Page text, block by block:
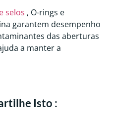
selos , O-rings e
garantem desempenho
das aberturas
a manter a
Isto :